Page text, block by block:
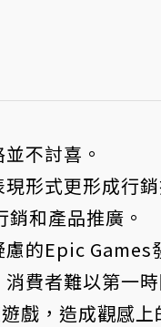
不討喜。
形式更形成行銷
和產品推廣。
的Epic Games
費者難以第一
戲 ，造成觀感上